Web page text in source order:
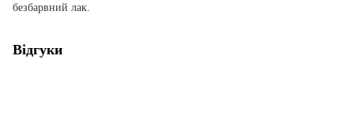
безбарвний лак.
Відгуки